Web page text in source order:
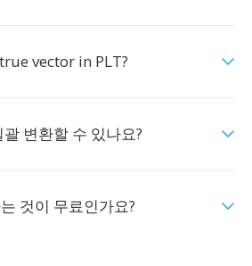
vector in PLT?
변환할 수 있나요?
것이 무료인가요?